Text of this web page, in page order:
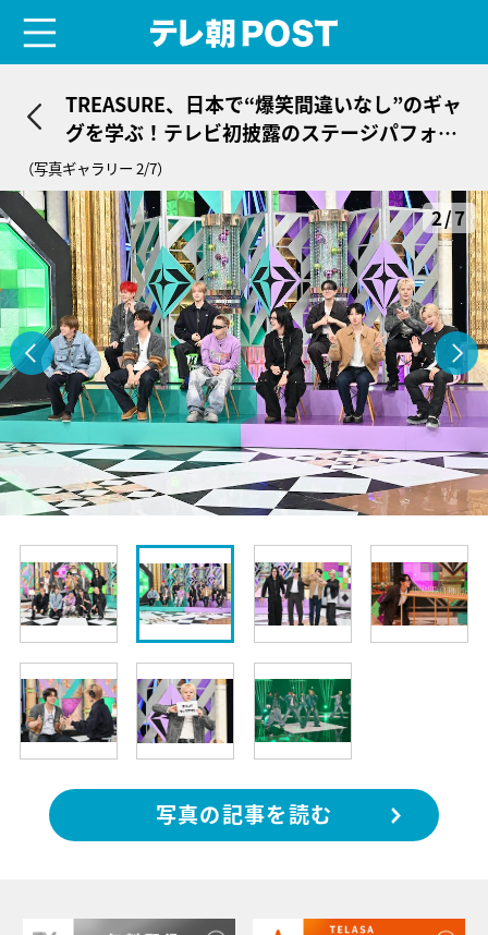
TREASURE、日本で“爆笑間違いなし”のギャ
グを学ぶ！テレビ初披露のステージパフォー
マンスも
（写真ギャラリー 2/7）
2/7
写真の記事を読む